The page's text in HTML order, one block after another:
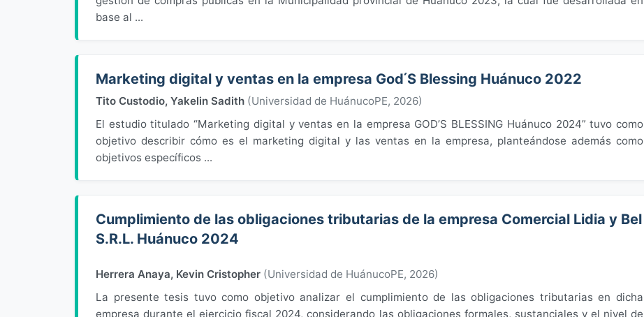
base al ...
Marketing digital y ventas en la empresa God ́S Blessing Huánuco 2022
Tito Custodio, Yakelin Sadith (Universidad de HuánucoPE, 2026)
El estudio titulado “Marketing digital y ventas en la empresa GOD’S BLESSING Huánuco 2024” tuvo como
objetivo describir cómo es el marketing digital y las ventas en la empresa, planteándose además como
objetivos específicos ...
Cumplimiento de las obligaciones tributarias de la empresa Comercial Lidia y Bel
S.R.L. Huánuco 2024
Herrera Anaya, Kevin Cristopher (Universidad de HuánucoPE, 2026)
La presente tesis tuvo como objetivo analizar el cumplimiento de las obligaciones tributarias en dicha
empresa durante el ejercicio fiscal 2024, considerando las obligaciones formales, sustanciales y el nivel de